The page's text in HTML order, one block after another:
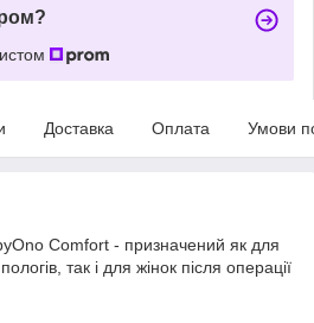
Доставка Оплата Умови
Comfort - призначений як для
так і для жінок після операції